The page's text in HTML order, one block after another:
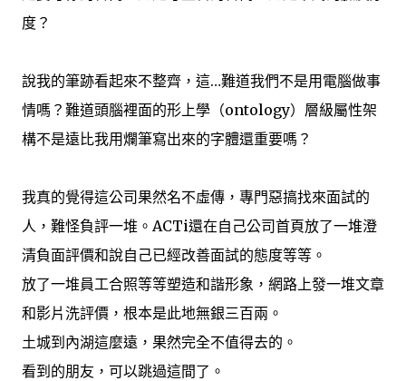
度？
說我的筆跡看起來不整齊，這…難道我們不是用電腦做事
情嗎？難道頭腦裡面的形上學（ontology）層級屬性架
構不是遠比我用爛筆寫出來的字體還重要嗎？
我真的覺得這公司果然名不虛傳，專門惡搞找來面試的
人，難怪負評一堆。ACTi還在自己公司首頁放了一堆澄
清負面評價和說自己已經改善面試的態度等等。
放了一堆員工合照等等塑造和諧形象，網路上發一堆文章
和影片洗評價，根本是此地無銀三百兩。
土城到內湖這麼遠，果然完全不值得去的。
看到的朋友，可以跳過這間了。